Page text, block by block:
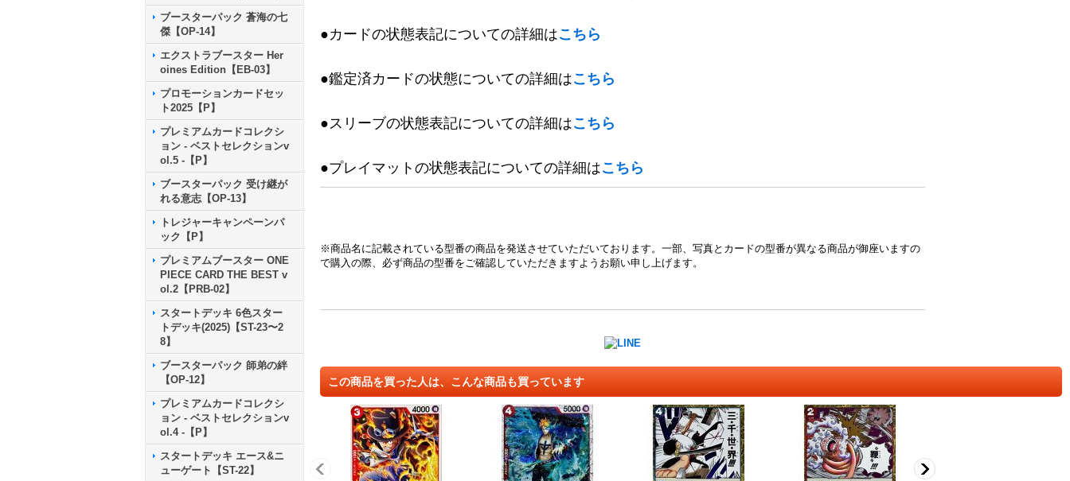
ブースターパック 蒼海の七
傑【OP-14】
エクストラブースター Her
oines Edition【EB-03】
プロモーションカードセッ
ト2025【P】
プレミアムカードコレクシ
ョン - ベストセレクションv
ol.5 -【P】
ブースターパック 受け継が
れる意志【OP-13】
トレジャーキャンペーンパ
ック【P】
プレミアムブースター ONE
PIECE CARD THE BEST v
ol.2【PRB-02】
スタートデッキ 6色スター
トデッキ(2025)【ST-23〜2
8】
ブースターパック 師弟の絆
【OP-12】
プレミアムカードコレクシ
ョン - ベストセレクションv
ol.4 -【P】
スタートデッキ エース&ニ
ューゲート【ST-22】
●カードの状態表記についての詳細はこちら
●鑑定済カードの状態についての詳細はこちら
●スリーブの状態表記についての詳細はこちら
●プレイマットの状態表記についての詳細はこちら
※商品名に記載されている型番の商品を発送させていただいております。一部、写真とカードの型番が異なる商品が御座いますの
で購入の際、必ず商品の型番をご確認していただきますようお願い申し上げます。
この商品を買った人は、こんな商品も買っています